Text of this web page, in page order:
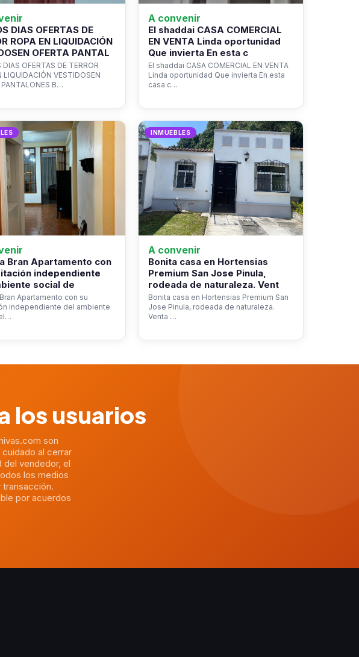
DIAS OFERTAS DE
ROPA EN LIQUIDACIÓN
OFERTA PANTAL
DIAS OFERTAS DE TERROR
LIQUIDACIÓN VESTIDOSEN
PANTALONES B…
A convenir
El shaddai CASA COMERCIAL
EN VENTA Linda oportunidad
Que invierta En esta c
El shaddai CASA COMERCIAL EN VENTA
Linda oportunidad Que invierta En esta
casa c…
Bran Apartamento con
independiente
social de
Apartamento con su
independiente del ambiente
INMUEBLES
A convenir
Bonita casa en Hortensias
Premium San Jose Pinula,
rodeada de naturaleza. Vent
Bonita casa en Hortensias Premium San
Jose Pinula, rodeada de naturaleza.
Venta …
los usuarios
son
al cerrar
del vendedor, el
los medios
transacción.
por acuerdos